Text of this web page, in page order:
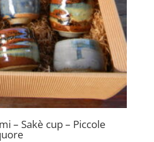
– Sakè cup – Piccole